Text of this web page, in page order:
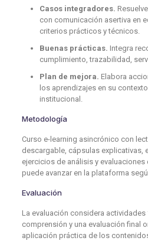
Casos integradores.
con comunicación asertiva en
criterios prácticos y técnicos.
Buenas prácticas. Integra
cumplimiento, trazabilidad,
Plan de mejora. Elabora
los aprendizajes en su
institucional.
Metodología
Curso e-learning asincrónico con
descargable, cápsulas explicativas,
ejercicios de análisis y evaluaciones
puede avanzar en la plataforma
Evaluación
La evaluación considera
comprensión y una evaluación final
aplicación práctica de los